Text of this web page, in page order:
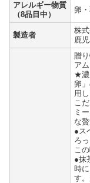
アレルギー物質
（8品目中）
卵
製造者
株
鹿
贈
ア
★濃
卵
用し
こ
ミ
な
●ス
ろ
こ
●抹
時
す